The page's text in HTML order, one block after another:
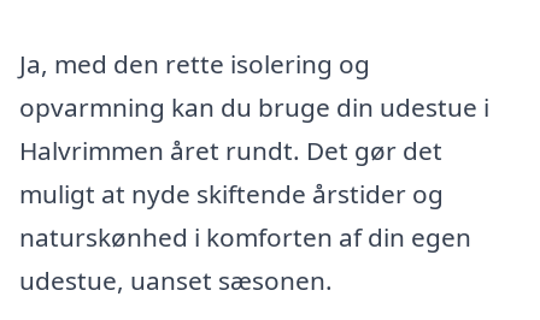
Ja, med den rette isolering og
opvarmning kan du bruge din udestue i
Halvrimmen året rundt. Det gør det
muligt at nyde skiftende årstider og
naturskønhed i komforten af din egen
udestue, uanset sæsonen.